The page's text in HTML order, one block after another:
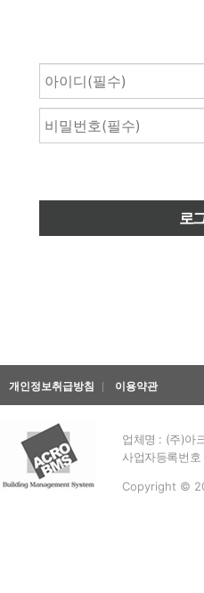
개인정보취급방침 이용약관
업체명 : (주)아
사업자등록번
Copyright ©